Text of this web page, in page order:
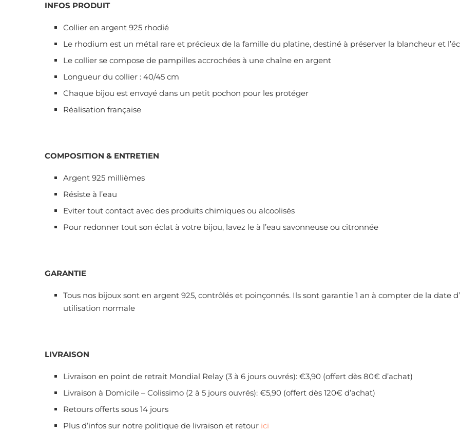
INFOS PRODUIT
Collier en argent 925 rhodié
Le rhodium est un métal rare et précieux de la famille du platine, destiné à préserver la blancheur et
Le collier se compose de pampilles accrochées à une chaîne en argent
Longueur du collier : 40/45 cm
Chaque bijou est envoyé dans un petit pochon pour les protéger
Réalisation française
COMPOSITION & ENTRETIEN
Argent 925 millièmes
Résiste à l’eau
Eviter tout contact avec des produits chimiques ou alcoolisés
Pour redonner tout son éclat à votre bijou, lavez le à l’eau savonneuse ou citronnée
GARANTIE
Tous nos bijoux sont en argent 925, contrôlés et poinçonnés. Ils sont garantie 1 an à compter de la date
utilisation normale
LIVRAISON
Livraison en point de retrait Mondial Relay (3 à 6 jours ouvrés): €3,90 (offert dès 80€ d’achat)
Livraison à Domicile – Colissimo (2 à 5 jours ouvrés): €5,90 (offert dès 120€ d’achat)
Retours offerts sous 14 jours
Plus d’infos sur notre politique de livraison et retour ici